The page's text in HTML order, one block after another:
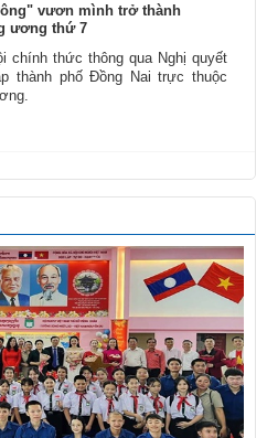
vươn mình trở thành
ương thứ 7
chính thức thông qua Nghị quyết
thành phố Đồng Nai trực thuộc